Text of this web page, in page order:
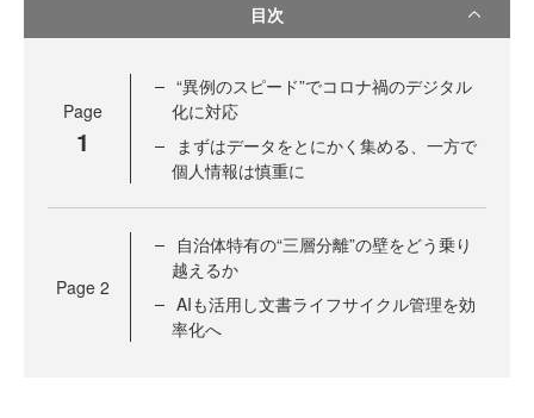
目次
Page
1
“異例のスピード”でコロナ禍のデジタル
化に対応
まずはデータをとにかく集める、一方で
個人情報は慎重に
Page 2
自治体特有の“三層分離”の壁をどう乗り
越えるか
AIも活用し文書ライフサイクル管理を効
率化へ